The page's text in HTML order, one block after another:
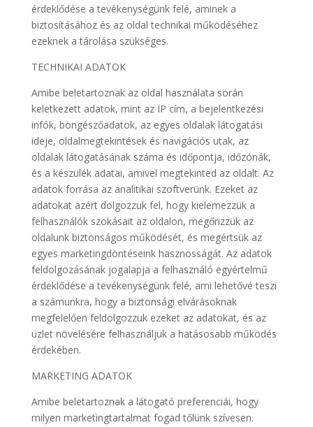
érdeklődése a tevékenységünk felé, aminek a
biztosításához és az oldal technikai működéséhez
ezeknek a tárolása szükséges.
TECHNIKAI ADATOK
Amibe beletartoznak az oldal használata során
keletkezett adatok, mint az IP cím, a bejelentkezési
infók, böngészőadatok, az egyes oldalak látogatási
ideje, oldalmegtekintések és navigációs utak, az
oldalak látogatásának száma és időpontja, időzónák,
és a készülék adatai, amivel megtekinted az oldalt. Az
adatok forrása az analitikai szoftverünk. Ezeket az
adatokat azért dolgozzuk fel, hogy kielemezzük a
felhasználók szokásait az oldalon, megőrizzük az
oldalunk biztonságos működését, és megértsük az
egyes marketingdöntéseink hasznosságát. Az adatok
feldolgozásának jogalapja a felhasználó egyértelmű
érdeklődése a tevékenységünk felé, ami lehetővé teszi
a számunkra, hogy a biztonsági elvárásoknak
megfelelően feldolgozzuk ezeket az adatokat, és az
üzlet növelésére felhasználjuk a hatásosabb működés
érdekében.
MARKETING ADATOK
Amibe beletartoznak a látogató preferenciái, hogy
milyen marketingtartalmat fogad tőlünk szívesen.